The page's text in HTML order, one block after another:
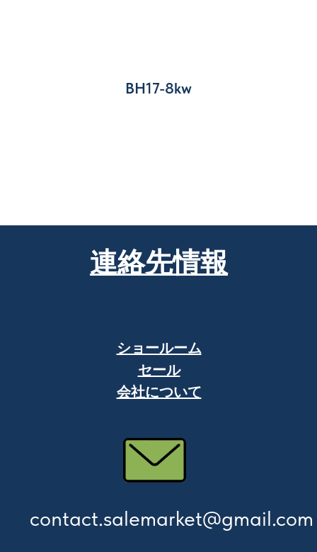
BH17-8kw
ショールーム
セール
会社について
連絡先情報
contact.salemarket@gmail.com